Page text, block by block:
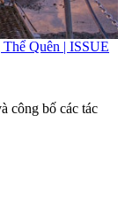
Quên | ISSUE
công bố các tác